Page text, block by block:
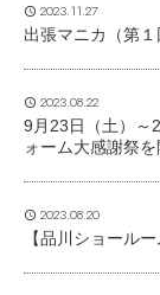
2023.11.27
出張マニカ（第１
2023.08.22
9月23日（土）～
ォーム大感謝祭を
2023.08.20
【品川ショール